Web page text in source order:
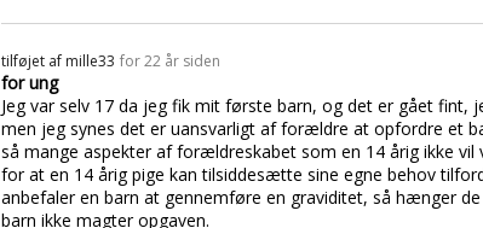
tilføjet af mille33 for 22 år siden
for ung
Jeg var selv 17 da jeg fik mit første barn, og det er gået fint,
men jeg synes det er uansvarligt af forældre at opfordre et
så mange aspekter af forældreskabet som en 14 årig ikke
for at en 14 årig pige kan tilsiddesætte sine egne behov
anbefaler en barn at gennemføre en graviditet, så hænger
barn ikke magter opgaven.